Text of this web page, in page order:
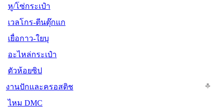
หู/โซ่กระเป๋า
เวลโกร-ตีนตุ๊กแก
เยื่อกาว-ใยบุ
อะไหล่กระเป๋า
ตัวห้อยซิป
งานปักและครอสติช
ไหม DMC